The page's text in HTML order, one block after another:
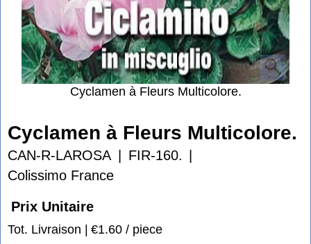
Cyclamen à Fleurs Multicolore.
Cyclamen à Fleurs Multicolore.
CAN-R-LAROSA
FIR-160.
Colissimo France
Prix Unitaire
€1.60